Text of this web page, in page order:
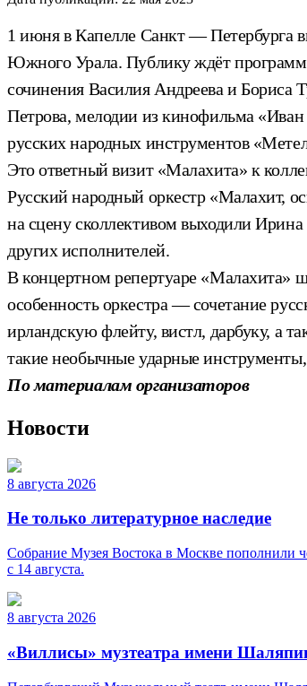
1 июня в Капелле Санкт — Петербурга
Южного Урала. Публику ждёт
сочинения Василия Андреева и
Петрова, мелодии из кинофильма «Иван
русских народных инструментов
Это ответный визит «Малахита» к
Русский народный оркестр «Малахит,
на сцену сколлективом выходили
других исполнителей.
В концертном репертуаре «Малахита»
особенность оркестра — сочетание
ирландскую флейту, вистл, дарбуку, а
такие необычные ударные
По материалам организаторов
Новости
8 августа 2026
Не только литературное наследие
Собрание Музея Востока в Москве пополнили
с 14 августа.
8 августа 2026
«Виллисы» музтеатра имени